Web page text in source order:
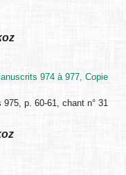
974 à 977, Copie
975, p. 60-61, chant n° 31